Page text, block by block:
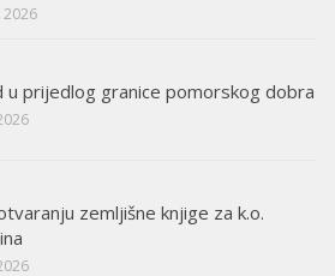
2026
u prijedlog granice pomorskog dobra
zemljišne knjige za k.o.